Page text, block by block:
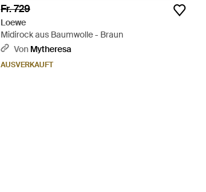
Fr. 729
Loewe
Midirock aus Baumwolle - Braun
Von Mytheresa
AUSVERKAUFT